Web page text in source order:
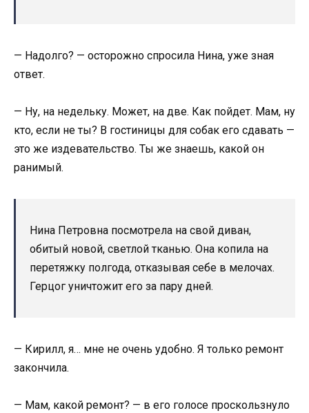
— Надолго? — осторожно спросила Нина, уже зная
ответ.
— Ну, на недельку. Может, на две. Как пойдет. Мам, ну
кто, если не ты? В гостиницы для собак его сдавать —
это же издевательство. Ты же знаешь, какой он
ранимый.
Нина Петровна посмотрела на свой диван,
обитый новой, светлой тканью. Она копила на
перетяжку полгода, отказывая себе в мелочах.
Герцог уничтожит его за пару дней.
— Кирилл, я… мне не очень удобно. Я только ремонт
закончила.
— Мам, какой ремонт? — в его голосе проскользнуло